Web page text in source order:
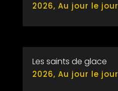
2026, Au jour le jour
Les saints de glace
2026, Au jour le jour